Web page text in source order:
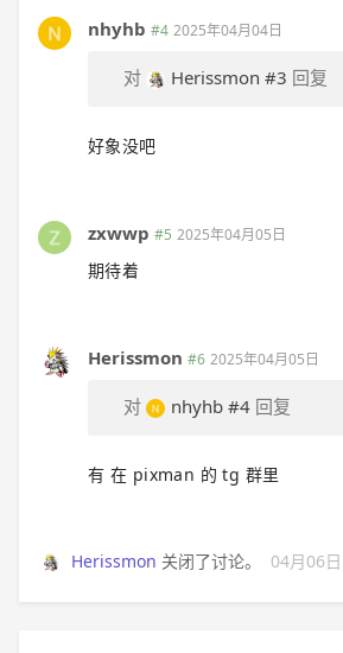
nhyhb #4 2025年04月04日
对 Herissmon #3 回复
好象没吧
zxwwp #5 2025年04月05日
期待着
Herissmon #6 2025年04月05日
对 nhyhb #4 回复
有 在 pixman 的 tg 群里
Herissmon 关闭了讨论。 04月06